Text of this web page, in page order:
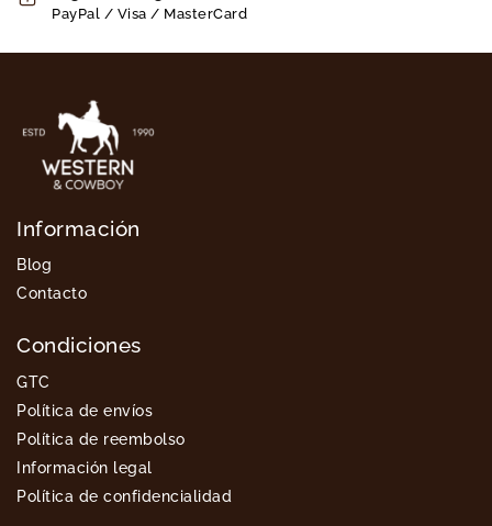
PayPal / Visa / MasterCard
Información
Blog
Contacto
Condiciones
GTC
Política de envíos
Política de reembolso
Información legal
Política de confidencialidad